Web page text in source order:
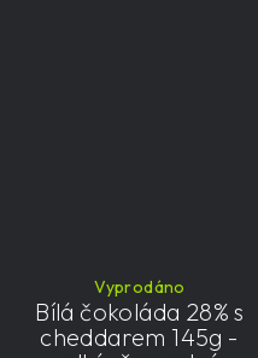
Vyprodáno
Bílá čokoláda 28% s
cheddarem 145g -